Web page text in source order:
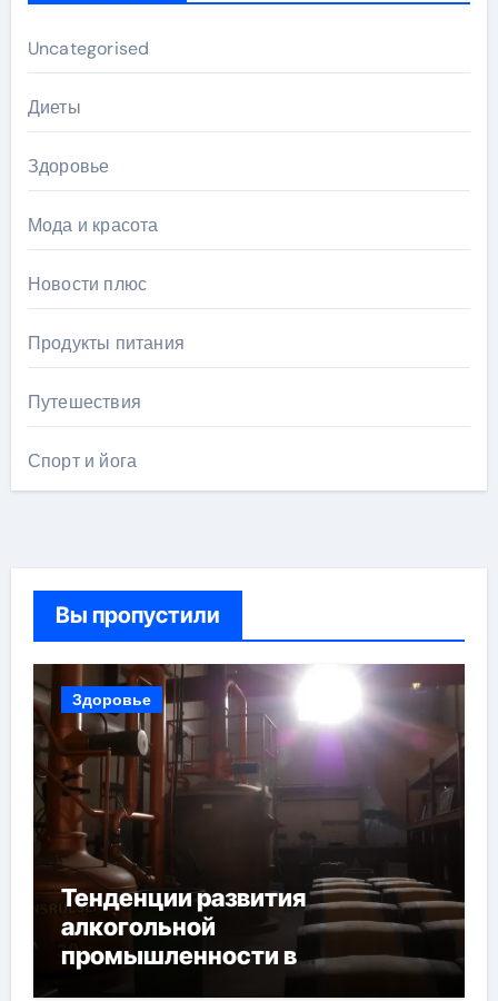
Uncategorised
Диеты
Здоровье
Мода и красота
Новости плюс
Продукты питания
Путешествия
Спорт и йога
Вы пропустили
Здоровье
Тенденции развития
алкогольной
промышленности в